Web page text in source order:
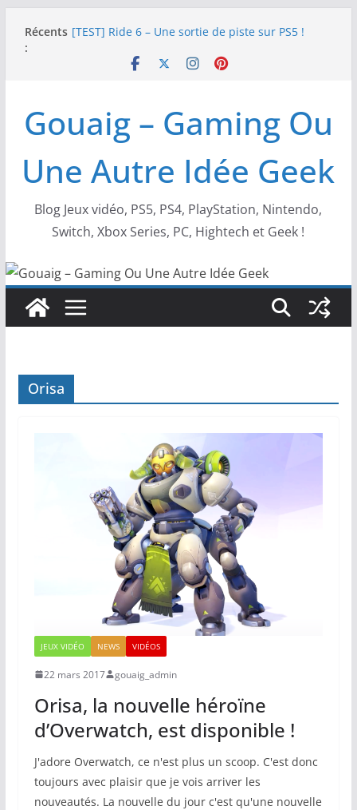
Récents
:
[TEST] Ride 6 – Une sortie de piste sur PS5 !
NEOGEO AES+ : La légende de l’arcade est de
SWITCH 2 : Nouveaux accessoires Turtle Beach X
Gouaig – Gaming Ou
Une Autre Idée Geek
Blog Jeux vidéo, PS5, PS4, PlayStation, Nintendo,
Switch, Xbox Series, PC, Hightech et Geek !
Orisa
JEUX VIDÉO NEWS VIDÉOS
22 mars 2017 gouaig_admin
Orisa, la nouvelle héroïne
d’Overwatch, est disponible !
J'adore Overwatch, ce n'est plus un scoop. C'est donc
toujours avec plaisir que je vois arriver les
nouveautés. La nouvelle du jour c'est qu'une nouvelle